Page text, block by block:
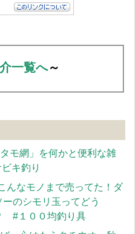
一覧へ～
タモ網」を何かと便利な雑
キ釣り
んなモノまで売ってた！ダ
ーのシモリ玉ってどう
#１００均釣り具